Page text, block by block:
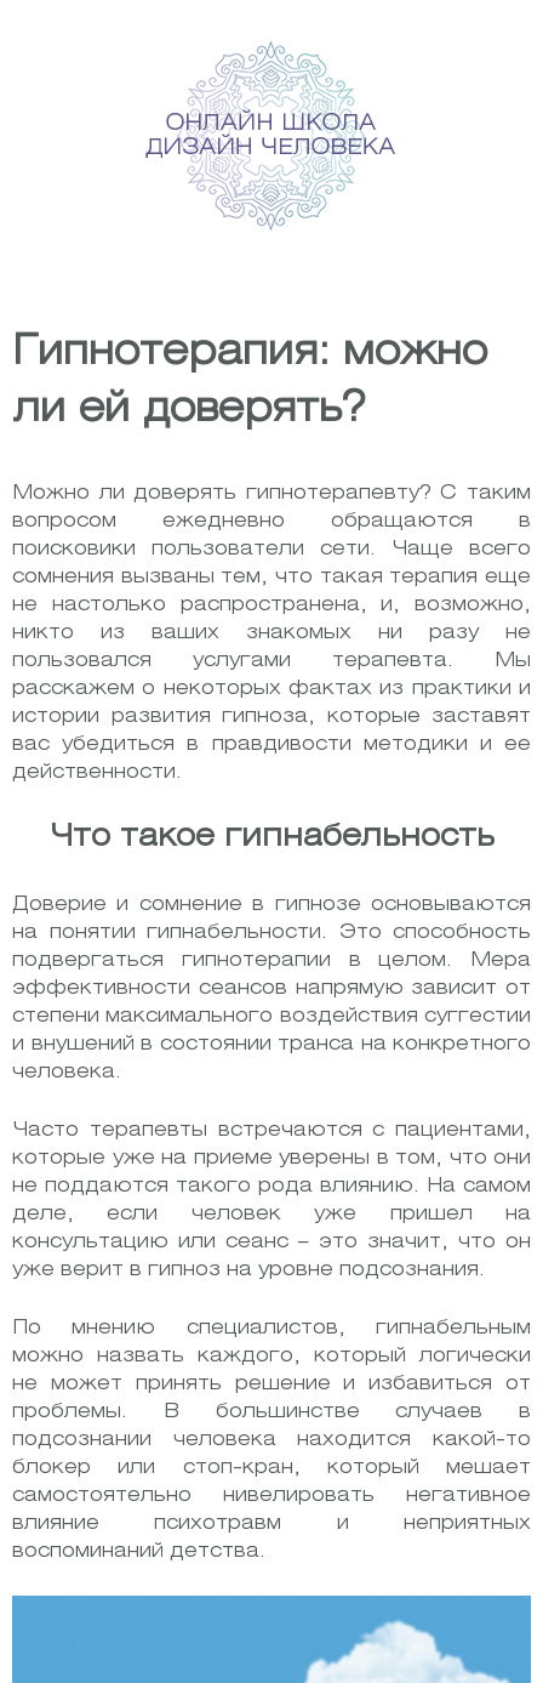
Гипнотерапия: можно
ли ей доверять?
Можно ли доверять гипнотерапевту? С таким
вопросом ежедневно обращаются в
поисковики пользователи сети. Чаще всего
сомнения вызваны тем, что такая терапия еще
не настолько распространена, и, возможно,
никто из ваших знакомых ни разу не
пользовался услугами терапевта. Мы
расскажем о некоторых фактах из практики и
истории развития гипноза, которые заставят
вас убедиться в правдивости методики и ее
действенности.
Что такое гипнабельность
Доверие и сомнение в гипнозе основываются
на понятии гипнабельности. Это способность
подвергаться гипнотерапии в целом. Мера
эффективности сеансов напрямую зависит от
степени максимального воздействия суггестии
и внушений в состоянии транса на конкретного
человека.
Часто терапевты встречаются с пациентами,
которые уже на приеме уверены в том, что они
не поддаются такого рода влиянию. На самом
деле, если человек уже пришел на
консультацию или сеанс – это значит, что он
уже верит в гипноз на уровне подсознания.
По мнению специалистов, гипнабельным
можно назвать каждого, который логически
не может принять решение и избавиться от
проблемы. В большинстве случаев в
подсознании человека находится какой-то
блокер или стоп-кран, который мешает
самостоятельно нивелировать негативное
влияние психотравм и неприятных
воспоминаний детства.